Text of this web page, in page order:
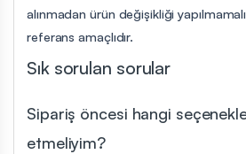
alınmadan ürün değişikliği
referans amaçlıdır.
Sık sorulan sorular
Sipariş öncesi hangi
etmeliyim?